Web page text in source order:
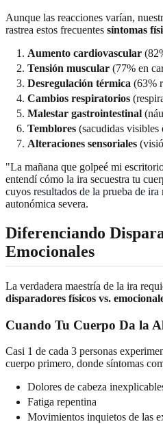
Aunque las reacciones varían,
rastrea estos frecuentes síntomas
Aumento cardiovascular
Tensión muscular (77% en
Desregulación térmica (63%
Cambios respiratorios
Malestar gastrointestinal
Temblores (sacudidas visibles
Alteraciones sensoriales
"La mañana que golpeé mi
entendí cómo la ira secuestra tu
cuyos resultados de la prueba de ira
autonómica severa.
Diferenciando
Emocionales
La verdadera maestría de la ira
disparadores físicos vs.
Cuando Tu Cuerpo Da la
Casi 1 de cada 3 personas
cuerpo primero, donde síntomas
Dolores de cabeza
Fatiga repentina
Movimientos inquietos de las